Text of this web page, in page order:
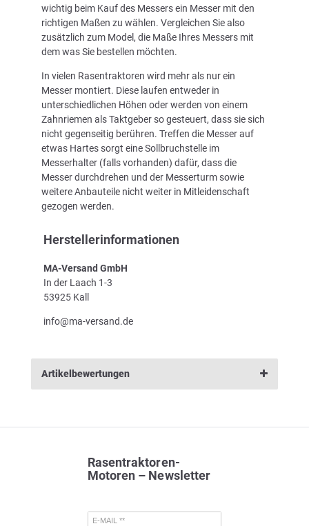
wichtig beim Kauf des Messers ein Messer mit den
richtigen Maßen zu wählen. Vergleichen Sie also
zusätzlich zum Model, die Maße Ihres Messers mit
dem was Sie bestellen möchten.
In vielen Rasentraktoren wird mehr als nur ein
Messer montiert. Diese laufen entweder in
unterschiedlichen Höhen oder werden von einem
Zahnriemen als Taktgeber so gesteuert, dass sie sich
nicht gegenseitig berühren. Treffen die Messer auf
etwas Hartes sorgt eine Sollbruchstelle im
Messerhalter (falls vorhanden) dafür, dass die
Messer durchdrehen und der Messerturm sowie
weitere Anbauteile nicht weiter in Mitleidenschaft
gezogen werden.
Herstellerinformationen
MA-Versand GmbH
In der Laach 1-3
53925 Kall
info@ma-versand.de
Artikelbewertungen
Rasentraktoren-
Motoren – Newsletter
E-MAIL **